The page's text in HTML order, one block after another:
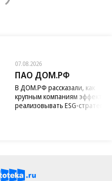
07.08.2026
ПАО ДОМ.РФ
В ДОМ.РФ рассказали, как
крупным компаниям
реализовывать ESG-стратегию